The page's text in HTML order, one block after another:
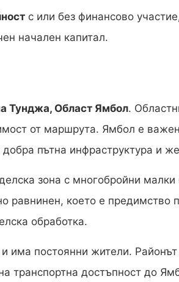
с или без финансово
начален капитал.
Тунджа, Област Ямбол.
от маршрута. Ямбол е
пътна инфраструктура и
зона с многобройни малки
равнинен, което е предимство
обработка.
има постоянни жители.
транспортна достъпност до